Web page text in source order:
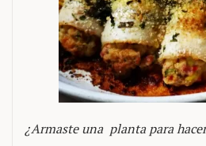
¿Armaste una planta para